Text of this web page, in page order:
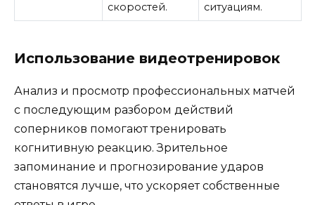
скоростей.
ситуациям.
Использование видеотренировок
Анализ и просмотр профессиональных матчей
с последующим разбором действий
соперников помогают тренировать
когнитивную реакцию. Зрительное
запоминание и прогнозирование ударов
становятся лучше, что ускоряет собственные